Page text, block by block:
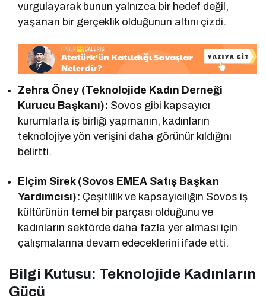
vurgulayarak bunun yalnızca bir hedef değil,
yaşanan bir gerçeklik olduğunun altını çizdi.
Zehra Öney (Teknolojide Kadın Derneği
Kurucu Başkanı): Sovos gibi kapsayıcı
kurumlarla iş birliği yapmanın, kadınların
teknolojiye yön verişini daha görünür kıldığını
belirtti.
Elçim Sirek (Sovos EMEA Satış Başkan
Yardımcısı): Çeşitlilik ve kapsayıcılığın Sovos iş
kültürünün temel bir parçası olduğunu ve
kadınların sektörde daha fazla yer alması için
çalışmalarına devam edeceklerini ifade etti.
Bilgi Kutusu: Teknolojide Kadınların
Gücü